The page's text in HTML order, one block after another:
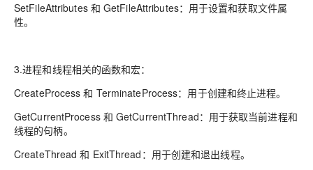
SetFileAttributes 和 GetFileAttributes：用于设置和获取文件属
性。
3.进程和线程相关的函数和宏：
CreateProcess 和 TerminateProcess：用于创建和终止进程。
GetCurrentProcess 和 GetCurrentThread：用于获取当前进程和
线程的句柄。
CreateThread 和 ExitThread：用于创建和退出线程。